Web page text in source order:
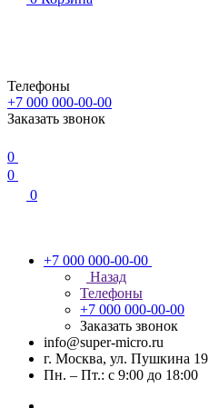
Телефоны
+7 000 000-00-00
Заказать звонок
0
0
0
+7 000 000-00-00
Назад
Телефоны
+7 000 000-00-00
Заказать звонок
info@super-micro.ru
г. Москва, ул. Пушкина 19
Пн. – Пт.: с 9:00 до 18:00